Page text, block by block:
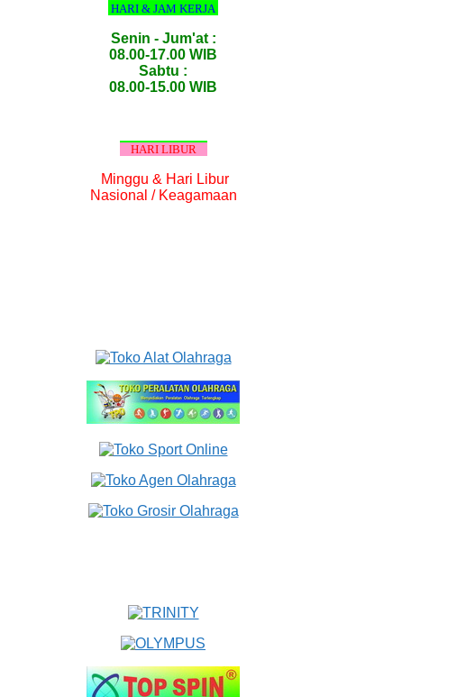
HARI & JAM KERJA
Senin - Jum'at :
08.00-17.00 WIB
Sabtu :
08.00-15.00 WIB
HARI LIBUR
Minggu & Hari Libur
Nasional / Keagamaan